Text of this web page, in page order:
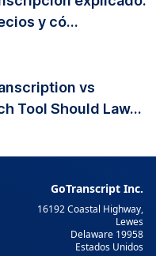
y có...
vs
Tool Should Law...
GoTranscript Inc.
16192 Coastal Highway,
Lewes
Delaware 19958
Estados Unidos